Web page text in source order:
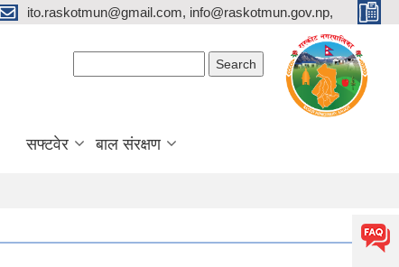
ito.raskotmun@gmail.com, info@raskotmun.gov.np,
सफ्टवेर बाल संरक्षण